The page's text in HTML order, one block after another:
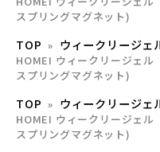
スプリングマグネット)
TOP ウィークリージェ
HOMEI ウィークリージェ
スプリングマグネット)
TOP ウィークリージェ
HOMEI ウィークリージェ
スプリングマグネット)